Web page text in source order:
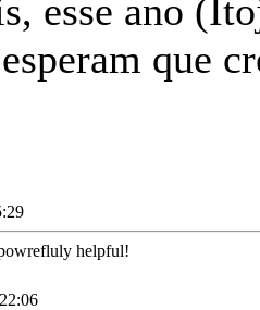
esse ano
que
helpful!